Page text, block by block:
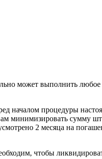
может выполнить
началом процедуры
минимизировать сумму
2 месяца на
чтобы